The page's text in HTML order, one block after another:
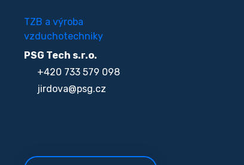
TZB a výroba
vzduchotechniky
PSG Tech s.r.o.
+420 733 579 098
jirdova@psg.cz